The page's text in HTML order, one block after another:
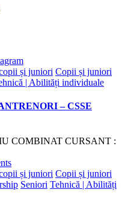
și juniori Copii și juniori
| Abilități individuale
– CSSE
COMBINAT CURSANT :
și juniori Copii și juniori
Seniori Tehnică | Abilități